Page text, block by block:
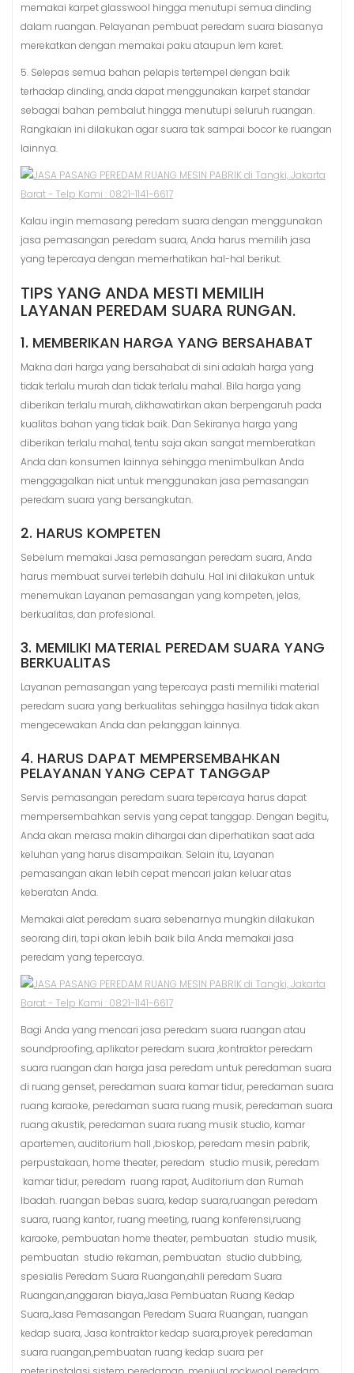
memakai karpet glasswool hingga menutupi semua dinding
dalam ruangan. Pelayanan pembuat peredam suara biasanya
merekatkan dengan memakai paku ataupun lem karet.
5. Selepas semua bahan pelapis tertempel dengan baik
terhadap dinding, anda dapat menggunakan karpet standar
sebagai bahan pembalut hingga menutupi seluruh ruangan.
Rangkaian ini dilakukan agar suara tak sampai bocor ke ruangan
lainnya.
Kalau ingin memasang peredam suara dengan menggunakan
jasa pemasangan peredam suara, Anda harus memilih jasa
yang tepercaya dengan memerhatikan hal-hal berikut.
TIPS YANG ANDA MESTI MEMILIH
LAYANAN PEREDAM SUARA RUNGAN.
1. MEMBERIKAN HARGA YANG BERSAHABAT
Makna dari harga yang bersahabat di sini adalah harga yang
tidak terlalu murah dan tidak terlalu mahal. Bila harga yang
diberikan terlalu murah, dikhawatirkan akan berpengaruh pada
kualitas bahan yang tidak baik. Dan Sekiranya harga yang
diberikan terlalu mahal, tentu saja akan sangat memberatkan
Anda dan konsumen lainnya sehingga menimbulkan Anda
menggagalkan niat untuk menggunakan jasa pemasangan
peredam suara yang bersangkutan.
2. HARUS KOMPETEN
Sebelum memakai Jasa pemasangan peredam suara, Anda
harus membuat survei terlebih dahulu. Hal ini dilakukan untuk
menemukan Layanan pemasangan yang kompeten, jelas,
berkualitas, dan profesional.
3. MEMILIKI MATERIAL PEREDAM SUARA YANG
BERKUALITAS
Layanan pemasangan yang tepercaya pasti memiliki material
peredam suara yang berkualitas sehingga hasilnya tidak akan
mengecewakan Anda dan pelanggan lainnya.
4. HARUS DAPAT MEMPERSEMBAHKAN
PELAYANAN YANG CEPAT TANGGAP
Servis pemasangan peredam suara tepercaya harus dapat
mempersembahkan servis yang cepat tanggap. Dengan begitu,
Anda akan merasa makin dihargai dan diperhatikan saat ada
keluhan yang harus disampaikan. Selain itu, Layanan
pemasangan akan lebih cepat mencari jalan keluar atas
keberatan Anda.
Memakai alat peredam suara sebenarnya mungkin dilakukan
seorang diri, tapi akan lebih baik bila Anda memakai jasa
peredam yang tepercaya.
Bagi Anda yang mencari jasa peredam suara ruangan atau
soundproofing, aplikator peredam suara ,kontraktor peredam
suara ruangan dan harga jasa peredam untuk peredaman suara
di ruang genset, peredaman suara kamar tidur, peredaman suara
ruang karaoke, peredaman suara ruang musik, peredaman suara
ruang akustik, peredaman suara ruang musik studio, kamar
apartemen, auditorium hall ,bioskop, peredam mesin pabrik,
perpustakaan, home theater, peredam studio musik, peredam
kamar tidur, peredam ruang rapat, Auditorium dan Rumah
Ibadah. ruangan bebas suara, kedap suara,ruangan peredam
suara, ruang kantor, ruang meeting, ruang konferensi,ruang
karaoke, pembuatan home theater, pembuatan studio musik,
pembuatan studio rekaman, pembuatan studio dubbing,
spesialis Peredam Suara Ruangan,ahli peredam Suara
Ruangan,anggaran biaya,Jasa Pembuatan Ruang Kedap
Suara,Jasa Pemasangan Peredam Suara Ruangan, ruangan
kedap suara, Jasa kontraktor kedap suara,proyek peredaman
suara ruangan,pembuatan ruang kedap suara per